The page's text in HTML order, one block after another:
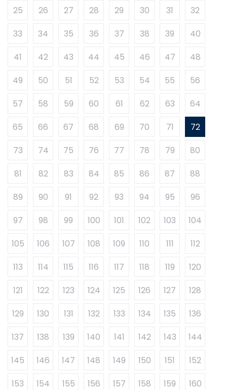
25
26 27 28 29 30 31
32
33
34 35 36 37 38 39
40
41
42 43 44 45 46 47
48
49
50 51 52 53 54 55
56
57
58 59 60 61 62 63
64
65
66 67 68 69 70 71
72
73
74 75 76 77 78 79
80
81
82 83 84 85 86 87
88
89
90 91 92 93 94 95
96
97
98 99 100 101 102 103
104
105
106 107 108 109 110 111
112
113
114 115 116 117 118 119
120
121
122 123 124 125 126 127
128
129
130 131 132 133 134 135
136
137
138 139 140 141 142 143
144
145
146 147 148 149 150 151
152
153
154 155 156 157 158 159
160